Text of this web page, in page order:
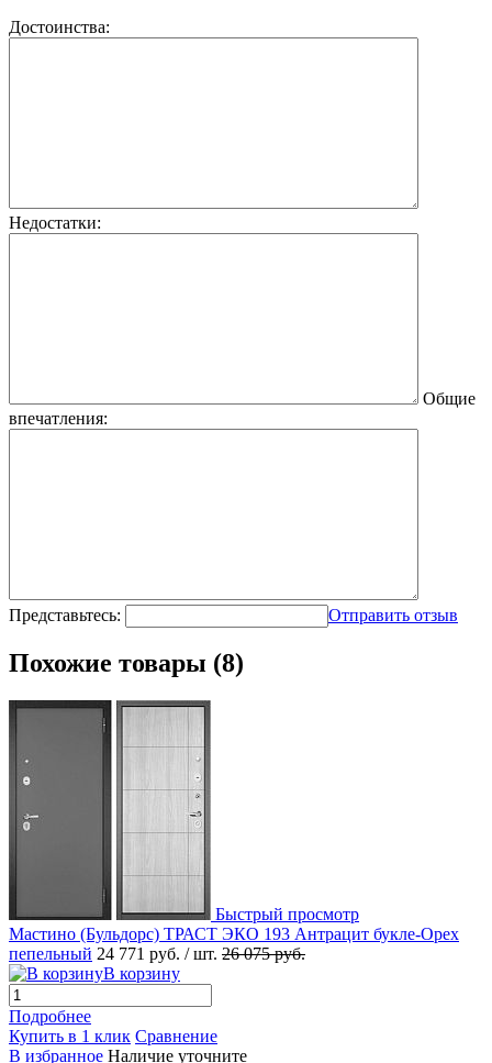
Достоинства:
Недостатки:
Общие
впечатления:
Представьтесь: Отправить отзыв
Похожие товары (8)
Быстрый просмотр
Мастино (Бульдорс) ТРАСТ ЭКО 193 Антрацит букле-Орех
пепельный 24 771 руб. / шт. 26 075 руб.
В корзину
Подробнее
Купить в 1 клик Сравнение
В избранное Наличие уточните